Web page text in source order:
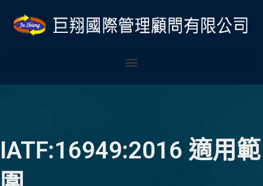
IATF:16949:2016 適用範
navigation